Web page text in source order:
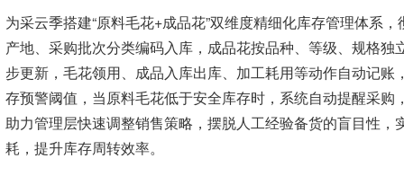
为采云季搭建“原料毛花+成品花”双维度精细化库存管理体系
产地、采购批次分类编码入库，成品花按品种、等级、规格
步更新，毛花领用、成品入库出库、加工耗用等动作自动记
存预警阈值，当原料毛花低于安全库存时，系统自动提醒采
助力管理层快速调整销售策略，摆脱人工经验备货的盲目性，
耗，提升库存周转效率。